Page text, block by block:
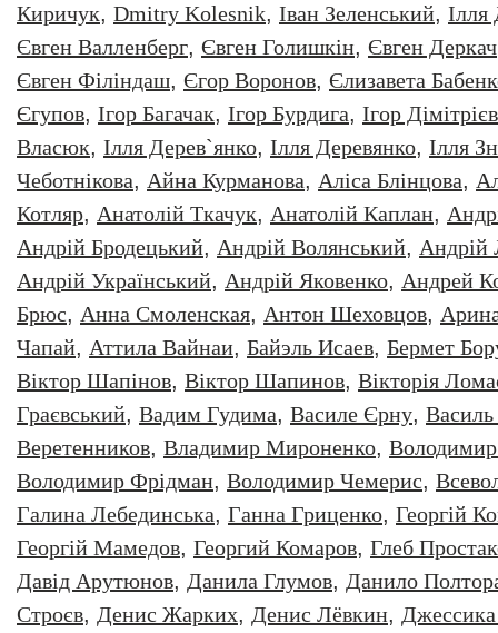
Киричук, Dmitry Kolesnik, Iван Зеленський, Iлля
Євген Валленберг, Євген Голишкін, Євген Деркач
Євген Філіндаш, Єгор Воронов, Єлизавета
Єгупов, Ігор Багачак, Ігор Бурдига, Ігор Дімітрієв
Власюк, Ілля Дерев`янко, Ілля Деревянко, Ілля
Чеботнікова, Айна Курманова, Аліса Блінцова,
Котляр, Анатолiй Ткачук, Анатолій Каплан,
Андрій Бродецький, Андрій Волянський, Андрій
Андрій Український, Андрій Яковенко, Андрей
Брюс, Анна Смоленская, Антон Шеховцов,
Чапай, Аттила Вайнаи, Байэль Исаев, Бермет
Віктор Шапінов, Віктор Шапинов, Вікторія
Граєвський, Вадим Гудима, Василе Єрну,
Веретенников, Владимир Мироненко,
Володимир Фрідман, Володимир Чемерис,
Галина Лебединська, Ганна Гриценко, Георгiй
Георгій Мамедов, Георгий Комаров, Глеб
Давiд Арутюнов, Данила Глумов, Данило
Строєв, Денис Жарких, Денис Лёвкин,